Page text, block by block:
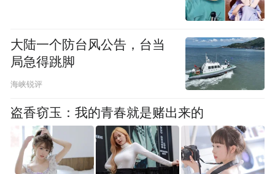
图片来源：凤凰网佛教 摄影：南普陀寺
新型冠状病毒感染的肺炎疫情，牵动着7万多
个南普陀寺慈善人的心。2020年2月4日，在
大陆一个防台风公告，台当
局急得跳脚
海峡锐评
盗香窃玉：我的青春就是赌出来的